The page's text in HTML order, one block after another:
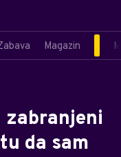
Magazin
zabranjeni
da sam